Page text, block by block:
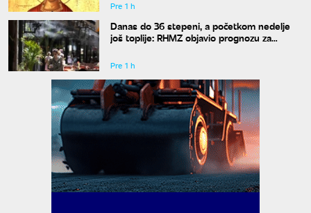
Pre 1 h
Danas do 36 stepeni, a početkom nedelje
još toplije: RHMZ objavio prognozu za
Pre 1 h